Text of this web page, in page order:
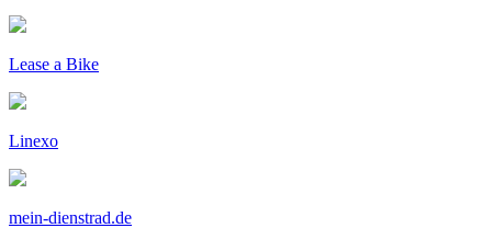
Lease a Bike
Linexo
mein-dienstrad.de